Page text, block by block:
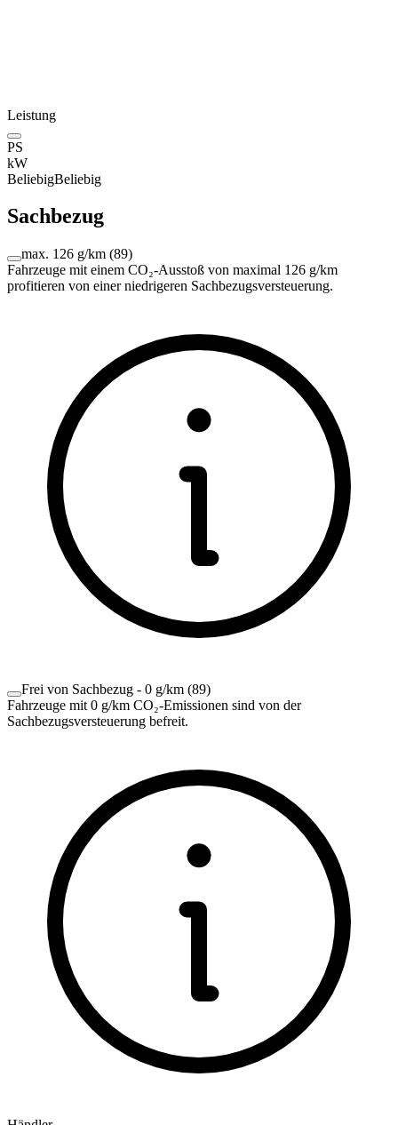
Leistung
PS
kW
BeliebigBeliebig
Sachbezug
max. 126 g/km (89)
Fahrzeuge mit einem CO₂-Ausstoß von maximal 126 g/km
profitieren von einer niedrigeren Sachbezugsversteuerung.
Frei von Sachbezug - 0 g/km (89)
Fahrzeuge mit 0 g/km CO₂-Emissionen sind von der
Sachbezugsversteuerung befreit.